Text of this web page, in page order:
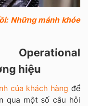
Những mánh khóe
hiệu
của khách hàng để
qua một số câu hỏi